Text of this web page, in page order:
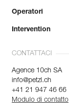
Operatori
Intervention
CONTATTACI
Agence 10ch SA
info@petzl.ch
+41 21 947 46 66
Modulo di contatto